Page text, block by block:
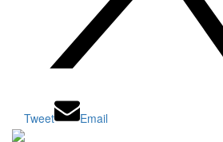
Tweet Email